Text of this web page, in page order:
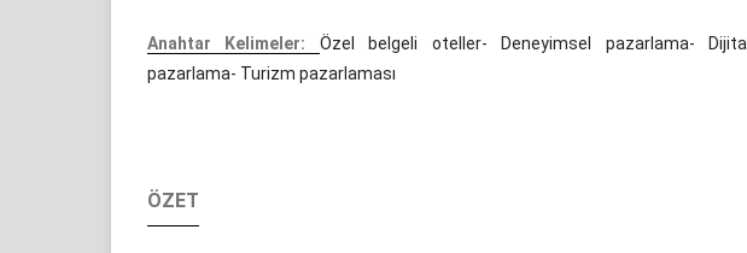
Anahtar Kelimeler: Özel belgeli oteller- Deneyimsel pazarlama- Dijital
pazarlama- Turizm pazarlaması
ÖZET